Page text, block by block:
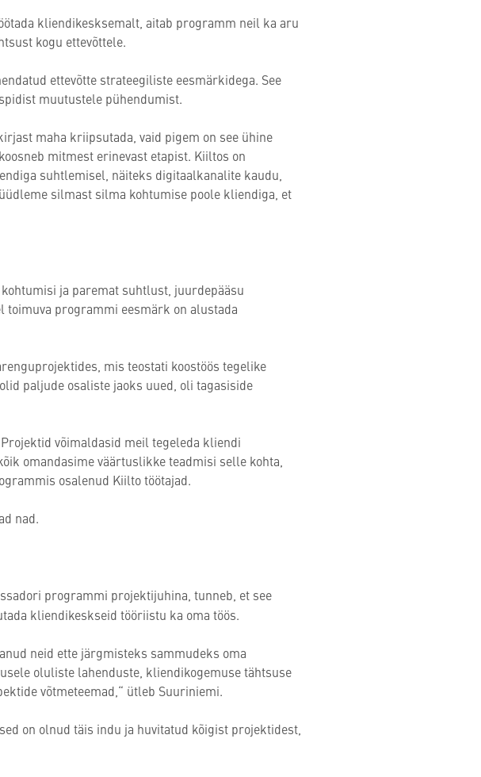
kliendikesksemalt, aitab programm neil ka aru
kogu ettevõttele.
ettevõtte strateegiliste eesmärkidega. See
muutustele pühendumist.
maha kriipsutada, vaid pigem on see ühine
mitmest erinevast etapist. Kiiltos on
suhtlemisel, näiteks digitaalkanalite kaudu,
silmast silma kohtumise poole kliendiga, et
ja paremat suhtlust, juurdepääsu
toimuva programmi eesmärk on alustada
mis teostati koostöös tegelike
paljude osaliste jaoks uued, oli tagasiside
võimaldasid meil tegeleda kliendi
omandasime väärtuslikke teadmisi selle kohta,
osalenud Kiilto töötajad.
nad.
programmi projektijuhina, tunneb, et see
kliendikeskseid tööriistu ka oma töös.
neid ette järgmisteks sammudeks oma
oluliste lahenduste, kliendikogemuse tähtsuse
võtmeteemad,“ ütleb Suuriniemi.
on olnud täis indu ja huvitatud kõigist projektidest,